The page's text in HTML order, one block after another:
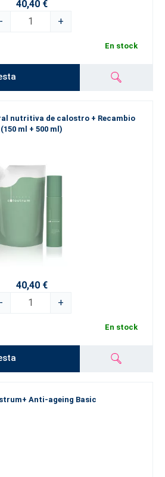
40,40 €
-
+
En stock
nutritiva de calostro + Recambio
(150 ml + 500 ml)
40,40 €
-
+
En stock
Anti-ageing Basic